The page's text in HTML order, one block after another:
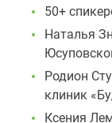
50+
Наталья
Родион
клиник
Ксения